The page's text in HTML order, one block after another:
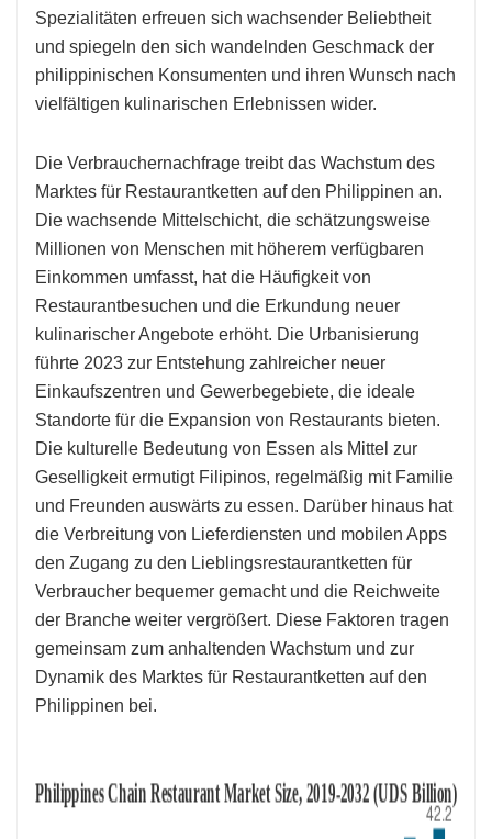
Spezialitäten erfreuen sich wachsender Beliebtheit
und spiegeln den sich wandelnden Geschmack der
philippinischen Konsumenten und ihren Wunsch nach
vielfältigen kulinarischen Erlebnissen wider.
Die Verbrauchernachfrage treibt das Wachstum des
Marktes für Restaurantketten auf den Philippinen an.
Die wachsende Mittelschicht, die schätzungsweise
Millionen von Menschen mit höherem verfügbaren
Einkommen umfasst, hat die Häufigkeit von
Restaurantbesuchen und die Erkundung neuer
kulinarischer Angebote erhöht. Die Urbanisierung
führte 2023 zur Entstehung zahlreicher neuer
Einkaufszentren und Gewerbegebiete, die ideale
Standorte für die Expansion von Restaurants bieten.
Die kulturelle Bedeutung von Essen als Mittel zur
Geselligkeit ermutigt Filipinos, regelmäßig mit Familie
und Freunden auswärts zu essen. Darüber hinaus hat
die Verbreitung von Lieferdiensten und mobilen Apps
den Zugang zu den Lieblingsrestaurantketten für
Verbraucher bequemer gemacht und die Reichweite
der Branche weiter vergrößert. Diese Faktoren tragen
gemeinsam zum anhaltenden Wachstum und zur
Dynamik des Marktes für Restaurantketten auf den
Philippinen bei.